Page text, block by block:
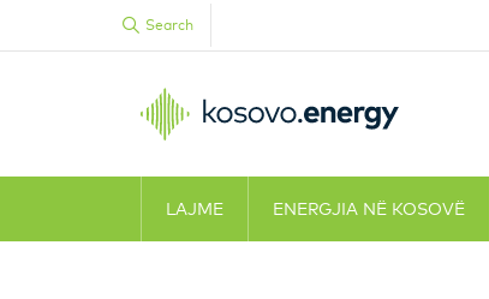
Search
LAJME ENERGJIA NË KOSOVË